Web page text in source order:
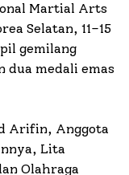
Martial Arts
Selatan, 11–15
gemilang
dua medali emas
Arifin, Anggota
Lita
Olahraga